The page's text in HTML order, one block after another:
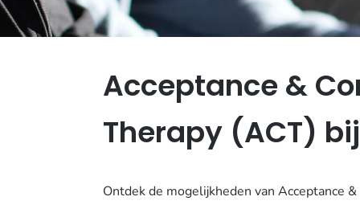
Acceptance &
Therapy (ACT)
Ontdek de mogelijkheden van Acceptance